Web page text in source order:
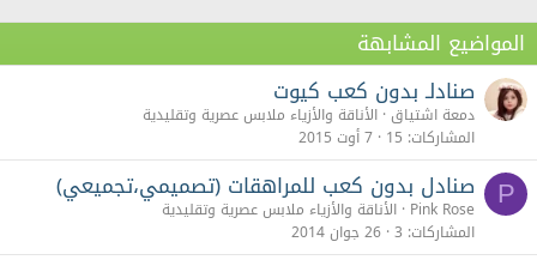
المواضيع المشابهة
صنادلـ بدون كعب كيوت
دمعة اشتياق الأناقة والأزياء ملابس عصرية وتقليدية
المشاركات 15 7 أوت 2015
P صنادل بدون كعب للمراهقات (تصميمي،تجميعي)
Pink Rose الأناقة والأزياء ملابس عصرية وتقليدية
المشاركات 3 26 جوان 2014